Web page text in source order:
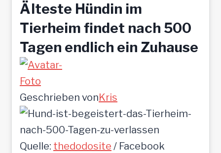
Älteste Hündin im
Tierheim findet nach 500
Tagen endlich ein Zuhause
Geschrieben vonKris
Quelle: thedodosite / Facebook